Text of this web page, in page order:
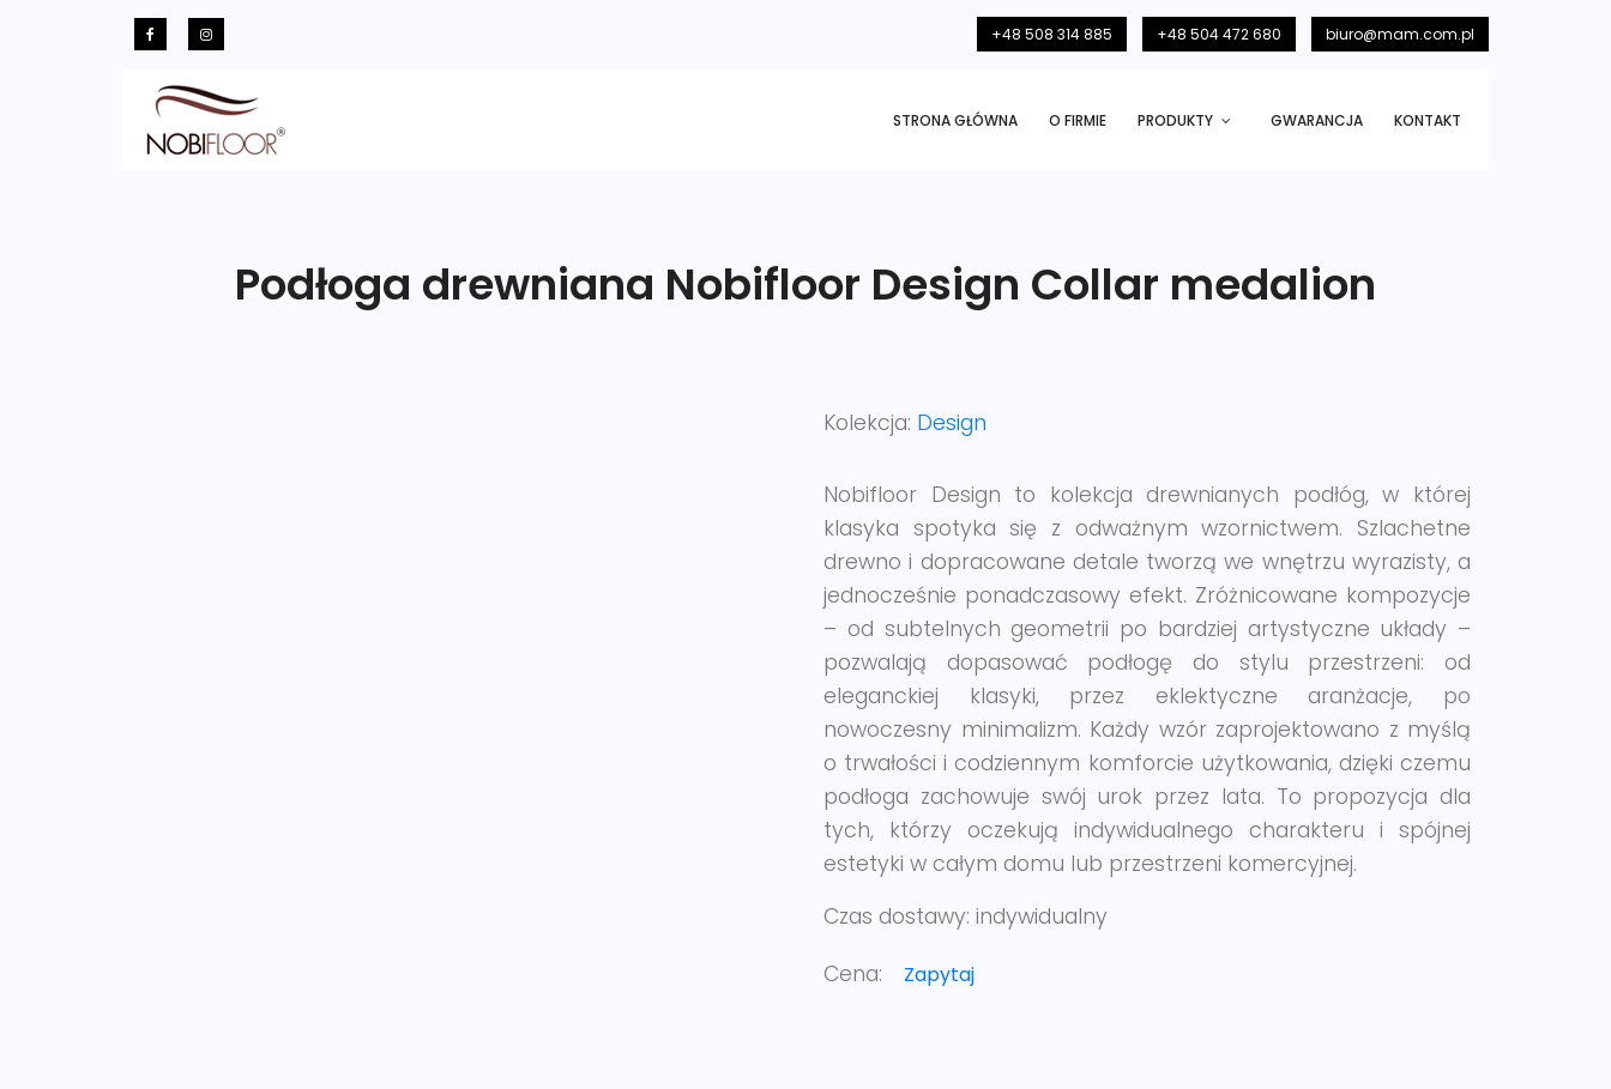
+48 508 314 885 +48 504 472 680 biuro@mam.com.pl
STRONA GŁÓWNA O FIRMIE PRODUKTY GWARANCJA KONTAKT
Podłoga drewniana Nobifloor Design Collar medalion
Kolekcja: Design
Nobifloor Design to kolekcja drewnianych podłóg, w której
klasyka spotyka się z odważnym wzornictwem. Szlachetne
drewno i dopracowane detale tworzą we wnętrzu wyrazisty, a
jednocześnie ponadczasowy efekt. Zróżnicowane kompozycje
– od subtelnych geometrii po bardziej artystyczne układy –
pozwalają dopasować podłogę do stylu przestrzeni: od
eleganckiej klasyki, przez eklektyczne aranżacje, po
nowoczesny minimalizm. Każdy wzór zaprojektowano z myślą
o trwałości i codziennym komforcie użytkowania, dzięki czemu
podłoga zachowuje swój urok przez lata. To propozycja dla
tych, którzy oczekują indywidualnego charakteru i spójnej
estetyki w całym domu lub przestrzeni komercyjnej.
Czas dostawy: indywidualny
Cena:
Zapytaj